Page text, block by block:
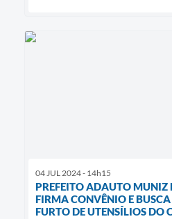
04 JUL 2024 - 14h15
PREFEITO ADAUTO MUNIZ
FIRMA CONVÊNIO E
FURTO DE UTENSÍLIOS